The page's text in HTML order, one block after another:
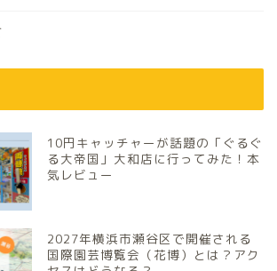
10円キャッチャーが話題の「ぐるぐ
る大帝国」大和店に行ってみた！本
気レビュー
2027年横浜市瀬谷区で開催される
国際園芸博覧会（花博）とは？アク